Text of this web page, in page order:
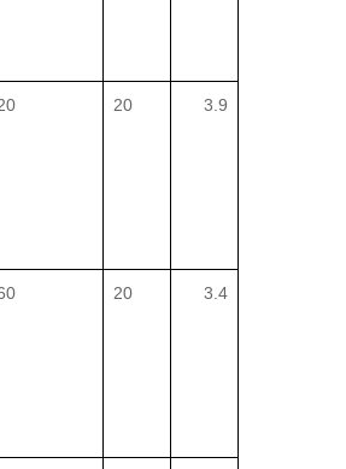
20 3.9
20 3.4